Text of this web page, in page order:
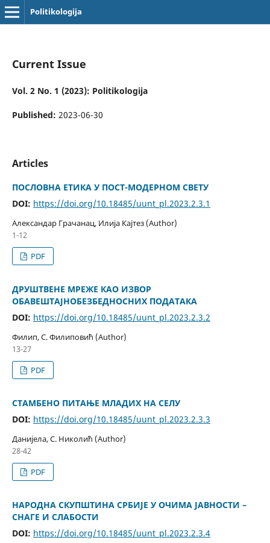
Politikologija
Current Issue
Vol. 2 No. 1 (2023): Politikologija
Published: 2023-06-30
Articles
ПОСЛОВНА ЕТИКА У ПОСТ-МОДЕРНОМ СВЕТУ
DOI: https://doi.org/10.18485/uunt_pl.2023.2.3.1
Александар Грачанац, Илија Кајтез (Author)
1-12
PDF
ДРУШТВЕНЕ МРЕЖЕ КАО ИЗВОР
ОБАВЕШТАЈНОБЕЗБЕДНОСНИХ ПОДАТАКА
DOI: https://doi.org/10.18485/uunt_pl.2023.2.3.2
Филип, С. Филиповић (Author)
13-27
PDF
СТАМБЕНО ПИТАЊЕ МЛАДИХ НА СЕЛУ
DOI: https://doi.org/10.18485/uunt_pl.2023.2.3.3
Данијела, С. Николић (Author)
28-42
PDF
НАРОДНА СКУПШТИНА СРБИЈЕ У ОЧИМА ЈАВНОСТИ –
СНАГЕ И СЛАБОСТИ
DOI: https://doi.org/10.18485/uunt_pl.2023.2.3.4